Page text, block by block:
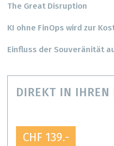
The Great Disruption
KI ohne FinOps wird zur
Einfluss der Souveränität
DIREKT IN IHREN
CHF 139.-